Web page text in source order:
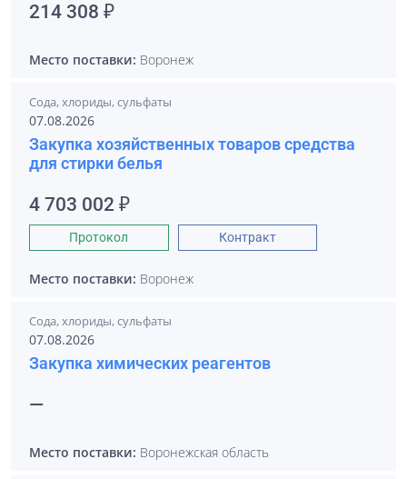
214 308 ₽
Место поставки: Воронеж
Сода, хлориды, сульфаты
07.08.2026
Закупка хозяйственных товаров средства
для стирки белья
4 703 002 ₽
Протокол Контракт
Место поставки: Воронеж
Сода, хлориды, сульфаты
07.08.2026
Закупка химических реагентов
—
Место поставки: Воронежская область